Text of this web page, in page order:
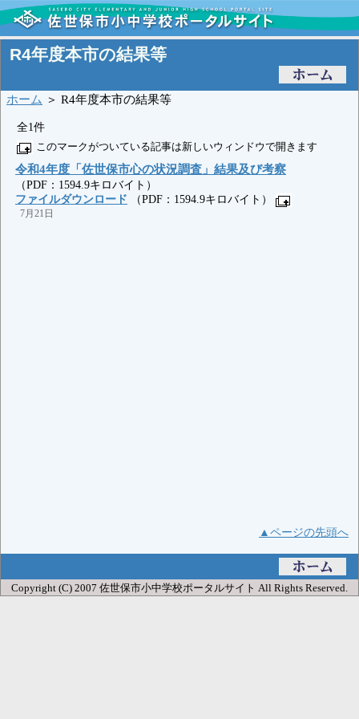
R4年度本市の結果等
ホーム ＞ R4年度本市の結果等
全1件
このマークがついている記事は新しいウィンドウで開きます
令和4年度「佐世保市心の状況調査」結果及び考察
（PDF：1594.9キロバイト）
ファイルダウンロード （PDF：1594.9キロバイト）
7月21日
▲ページの先頭へ
Copyright (C) 2007 佐世保市小中学校ポータルサイト All Rights Reserved.